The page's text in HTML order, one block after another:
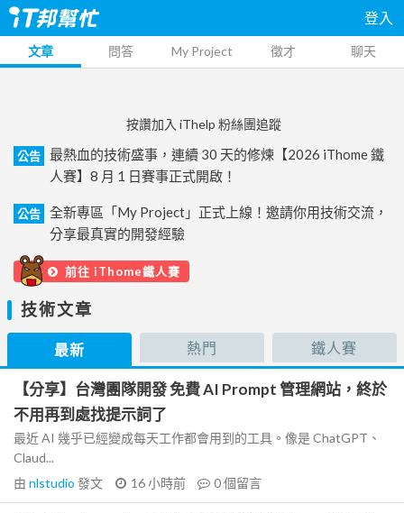
登入
文章 問答 My Project 徵才 聊天
按讚加入 iThelp 粉絲團追蹤
公告
最熱血的技術盛事，連續 30 天的修煉【2026 iThome 鐵
人賽】8 月 1 日賽事正式開啟！
公告
全新專區「My Project」正式上線！邀請你用技術交流，
分享最真實的開發經驗
前往 iThome鐵人賽
技術文章
最新 熱門 鐵人賽
【分享】台灣團隊開發 免費 AI Prompt 管理網站，終於
不用再到處找提示詞了
最近 AI 幾乎已經變成每天工作都會用到的工具。像是 ChatGPT、
Claud...
由 nlstudio 發文 16 小時前 0個留言